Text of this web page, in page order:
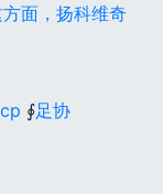
面，扬科维奇
∮足协